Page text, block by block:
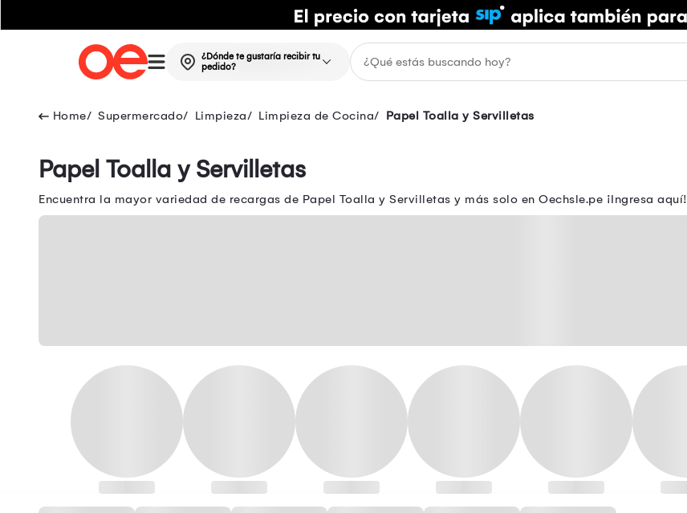
¿Dónde te gustaría recibir tu
pedido?
Supermercado Limpieza Limpieza de Cocina Papel Toalla y Servilletas
Papel Toalla y Servilletas
Encuentra la mayor variedad de recargas de Papel Toalla y Servilletas y más solo en Oechsle.pe ¡Ingresa aquí!